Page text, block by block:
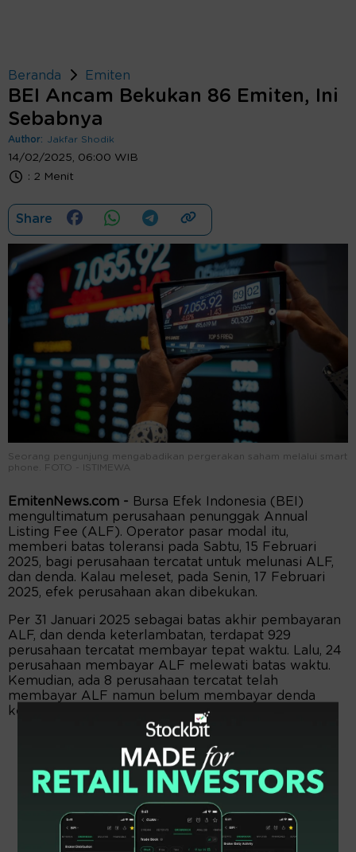
Beranda Emiten
BEI Ancam Bekukan 86 Emiten, Ini
Sebabnya
Author: Jakfar Shodik
14/02/2025, 06:00 WIB
: 2 Menit
Share
Seorang pengunjung mengabadikan pergerakan saham melalui smart
phone. FOTO - ISTIMEWA
EmitenNews.com - Bursa Efek Indonesia (BEI)
mengultimatum perusahaan penunggak Annual
Listing Fee (ALF). Operator pasar modal itu,
memberi batas toleransi pada Sabtu, 15 Februari
2025, bagi perusahaan tercatat untuk melunasi ALF,
dan denda. Kalau meleset, pada Senin, 17 Februari
2025, efek perusahaan akan dibekukan.
Per 31 Januari 2025 sebagai batas akhir pembayaran
ALF, dan denda keterlambatan, terdapat 929
perusahaan tercatat membayar tepat waktu. Lalu, 24
perusahaan membayar ALF melewati batas waktu.
Kemudian, ada 8 perusahaan tercatat telah
membayar ALF namun belum membayar denda
keterlambatan.